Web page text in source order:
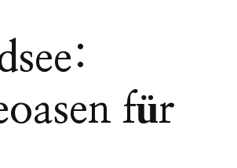
für